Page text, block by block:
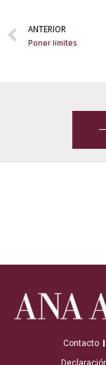
ANTERIOR
Poner límites
Contacto